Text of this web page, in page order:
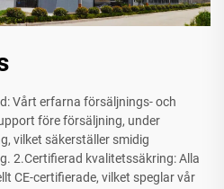
Vårt erfarna försäljnings- och
före försäljning, under
vilket säkerställer smidig
2.Certifierad kvalitetssäkring: Alla
CE-certifierade, vilket speglar vår